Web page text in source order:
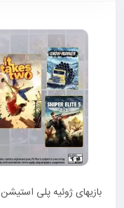
بازیهای ژوئیه پلی استیشن